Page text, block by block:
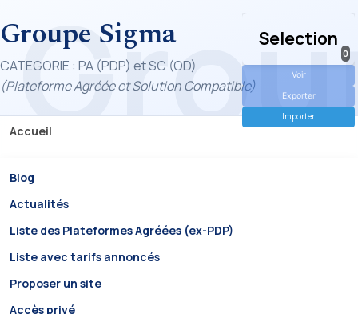
Groupe Sigma
CATEGORIE : PA (PDP) et SC (OD)
(Plateforme Agréée et Solution Compatible)
Accueil
Blog
Actualités
Liste des Plateformes Agréées (ex-PDP)
Liste avec tarifs annoncés
Proposer un site
Accès privé
Selection
0
Voir
Exporter
Importer